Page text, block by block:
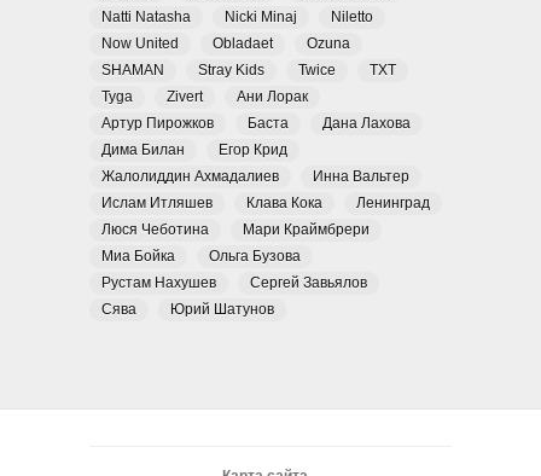
Natti Natasha
Nicki Minaj
Niletto
Now United
Obladaet
Ozuna
SHAMAN
Stray Kids Twice
TXT
Tyga
Zivert
Ани Лорак
Артур Пирожков
Баста
Дана Лахова
Дима Билан
Егор Крид
Жалолиддин Ахмадалиев
Инна Вальтер
Ислам Итляшев
Клава Кока
Ленинград
Люся Чеботина
Мари Краймбрери
Миа Бойка
Ольга Бузова
Рустам Нахушев
Сергей Завьялов
Сява
Юрий Шатунов